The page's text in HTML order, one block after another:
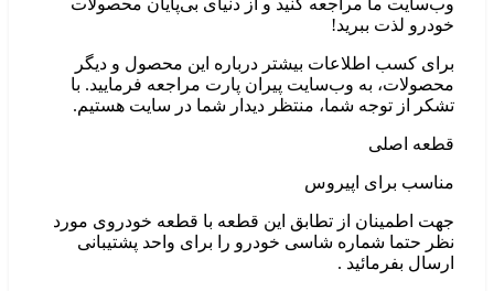
ما مراجعه کنید و از دنیای بی‌پایان محصولات
لذت ببرید!
کسب اطلاعات بیشتر درباره این محصول و دیگر
به وب‌سایت پیران پارت مراجعه فرمایید. با
از توجه شما، منتظر دیدار شما در سایت هستیم.
اصلی
برای اپیروس
اطمینان از تطابق این قطعه با قطعه خودروی مورد
حتما شماره شاسی خودرو را برای واحد پشتیبانی
بفرمائید .